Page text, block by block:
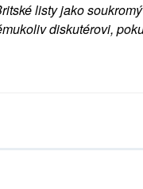
listy jako
diskutérovi,